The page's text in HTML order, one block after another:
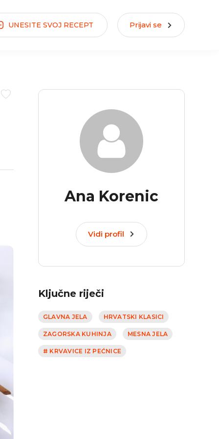
UNESITE SVOJ RECEPT Prijavi se
Ana Korenic
Vidi profil
Ključne riječi
GLAVNA JELA HRVATSKI KLASICI
ZAGORSKA KUHINJA MESNA JELA
# KRVAVICE IZ PEĆNICE